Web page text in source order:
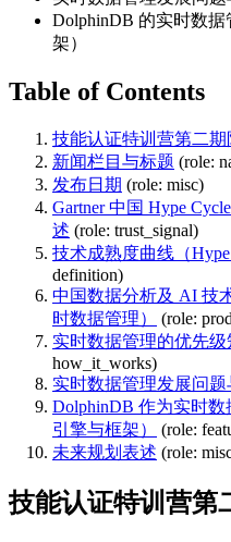
DolphinDB 的实时数
架）
Table of Contents
技能认证特训营第二期
新闻栏目与标题 (role:
发布日期 (role: misc)
Gartner 中国 Hype
述 (role: trust_signal)
技术成熟度曲线（
definition)
中国数据分析及 AI 技
时数据管理）
(role:
实时数据管理的优先
how_it_works)
实时数据管理发展问题
DolphinDB 作为实时
引擎与框架）
(role:
未来规划表述 (role:
技能认证特训营第